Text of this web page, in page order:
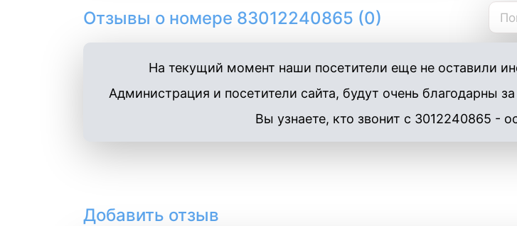
Отзывы о номере 83012240865 (0)
На текущий момент наши посетители еще не оставили
Администрация и посетители сайта, будут очень благодарны
Вы узнаете, кто звонит с 3012240865 -
Добавить отзыв